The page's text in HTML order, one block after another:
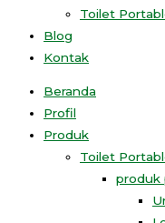
Toilet
Blog
Kontak
Beranda
Profil
Produk
Toilet
produk